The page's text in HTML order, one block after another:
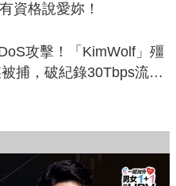
資格說愛妳！
攻擊！「KimWolf」殭
捕，破紀錄30Tbps流量